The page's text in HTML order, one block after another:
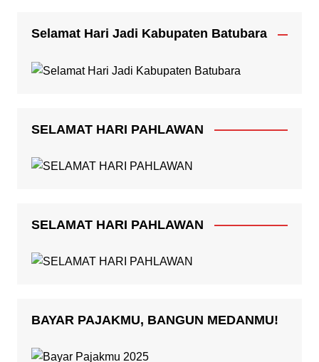
Selamat Hari Jadi Kabupaten Batubara
SELAMAT HARI PAHLAWAN
SELAMAT HARI PAHLAWAN
BAYAR PAJAKMU, BANGUN MEDANMU!